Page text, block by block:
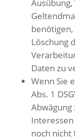
benötigen,
Löschung
Daten zu
Wenn Sie
Abs. 1
noch nicht